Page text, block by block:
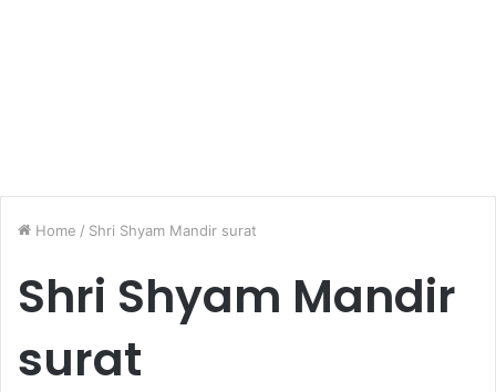
Home / Shri Shyam Mandir surat
Shri Shyam Mandir
surat